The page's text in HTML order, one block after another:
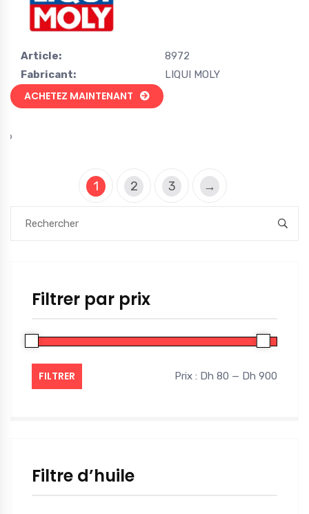
Filtrer par prix
FILTRER Prix : Dh 80 — Dh 900
Filtre d’huile
Article:
8972
Fabricant:
LIQUI MOLY
ACHETEZ MAINTENANT
1 2 3 →